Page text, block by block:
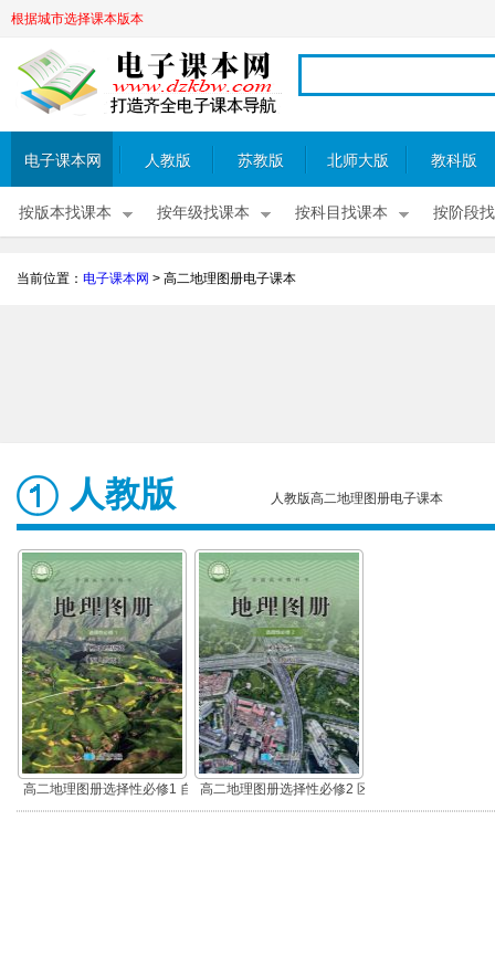
根据城市选择课本版本
电子课本网 人教版 苏教版 北师大版 教科版
按版本找课本 按年级找课本 按科目找课本 按阶段
当前位置： 电子课本网 > 高二地理图册电子课本
人教版 人教版高二地理图册电子课本
高二地理图册选择性必修1 自
然地理基础
高二地理图册选择性必修2 区
域发展